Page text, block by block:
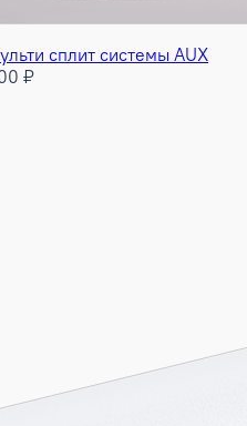
сплит системы AUX
₽